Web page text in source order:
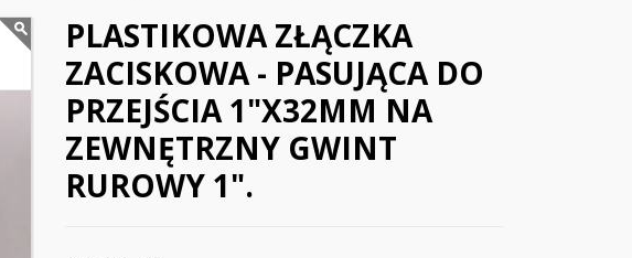
PLASTIKOWA ZŁĄCZKA
ZACISKOWA - PASUJĄCA DO
PRZEJŚCIA 1"X32MM NA
ZEWNĘTRZNY GWINT
RUROWY 1".